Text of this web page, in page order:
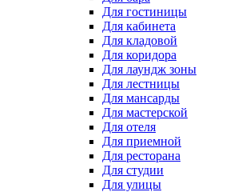
Для гостиницы
Для кабинета
Для кладовой
Для коридора
Для лаундж зоны
Для лестницы
Для мансарды
Для мастерской
Для отеля
Для приемной
Для ресторана
Для студии
Для улицы